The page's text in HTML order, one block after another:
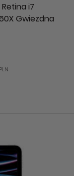
i7
Gwiezdna